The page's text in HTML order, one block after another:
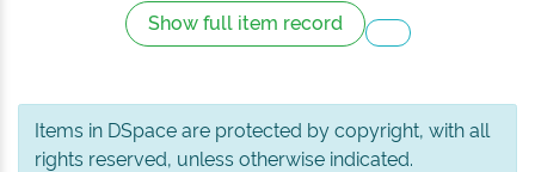
Show full item record
Items in DSpace are protected by copyright, with all
rights reserved, unless otherwise indicated.